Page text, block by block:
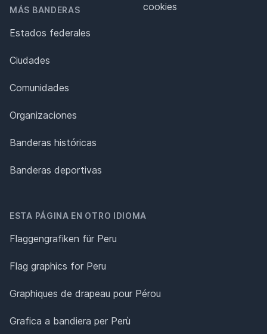
MÁS BANDERAS
Estados federales
Ciudades
Comunidades
Organizaciones
Banderas históricas
Banderas deportivas
cookies
ESTA PÁGINA EN OTRO IDIOMA
Flaggengrafiken für Peru
Flag graphics for Peru
Graphiques de drapeau pour Pérou
Grafica a bandiera per Perù